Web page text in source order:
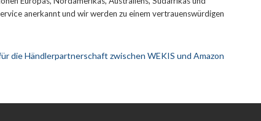
anerkannt und wir werden zu einem vertrauenswürdigen
die Händlerpartnerschaft zwischen WEKIS und Amazon